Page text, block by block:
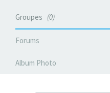
Groupes 0
Forums
Album Photo